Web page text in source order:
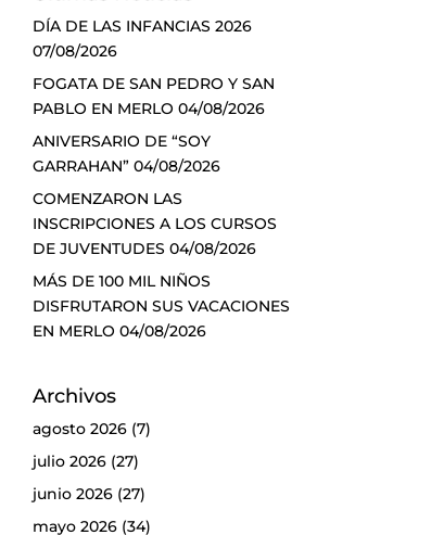
DÍA DE LAS INFANCIAS 2026
07/08/2026
FOGATA DE SAN PEDRO Y SAN
PABLO EN MERLO 04/08/2026
ANIVERSARIO DE “SOY
GARRAHAN” 04/08/2026
COMENZARON LAS
INSCRIPCIONES A LOS CURSOS
DE JUVENTUDES 04/08/2026
MÁS DE 100 MIL NIÑOS
DISFRUTARON SUS VACACIONES
EN MERLO 04/08/2026
Archivos
agosto 2026(7)
julio 2026(27)
junio 2026(27)
mayo 2026(34)